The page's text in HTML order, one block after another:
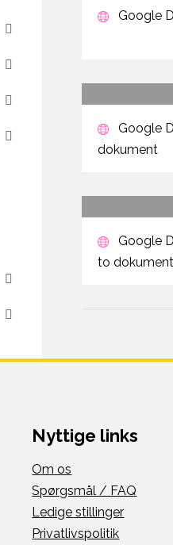
Google
Google
dokument
Google
to
Nyttige links
Om os
Spørgsmål / FAQ
Ledige stillinger
Privatlivspolitik